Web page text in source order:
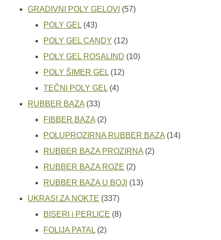
proizvoda
GRADIVNI POLY GELOVI 5757
POLY GEL 4343
proizvoda
POLY GEL CANDY 1212
proizvoda
POLY GEL ROSALIND 1010
POLY ŠIMER GEL 1212
TEČNI POLY GEL 44
RUBBER BAZA 3333
proizvoda
FIBBER BAZA 22
proizvoda
POLUPROZIRNA RUBBER BAZA 1414
RUBBER BAZA PROZIRNA 22
RUBBER BAZA ROZE 22
proizvoda
RUBBER BAZA U BOJI 1313
UKRASI ZA NOKTE 337337
proizvoda
BISERI i PERLICE 88
FOLIJA PATAL 22